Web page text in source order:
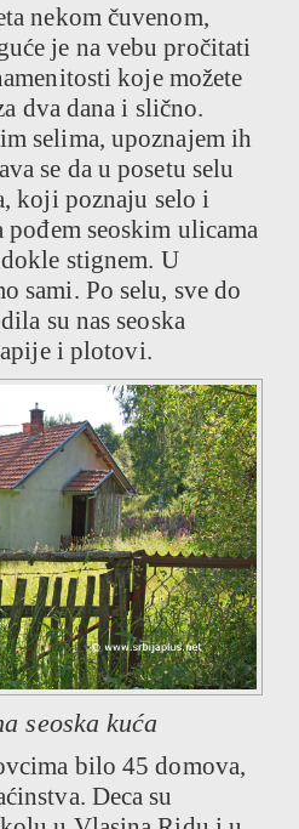
nekom čuvenom,
je na vebu pročitati
koje možete
dva dana i slično.
selima, upoznajem ih
se da u posetu selu
koji poznaju selo i
pođem seoskim ulicama
stignem. U
sami. Po selu, sve do
su nas seoska
i plotovi.
seoska kuća
bilo 45 domova,
Deca su